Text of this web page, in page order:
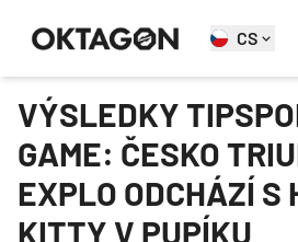
CS
VÝSLEDKY
GAME: ČESKO
EXPLO ODCHÁZÍ S
KITTY V PUPÍKU